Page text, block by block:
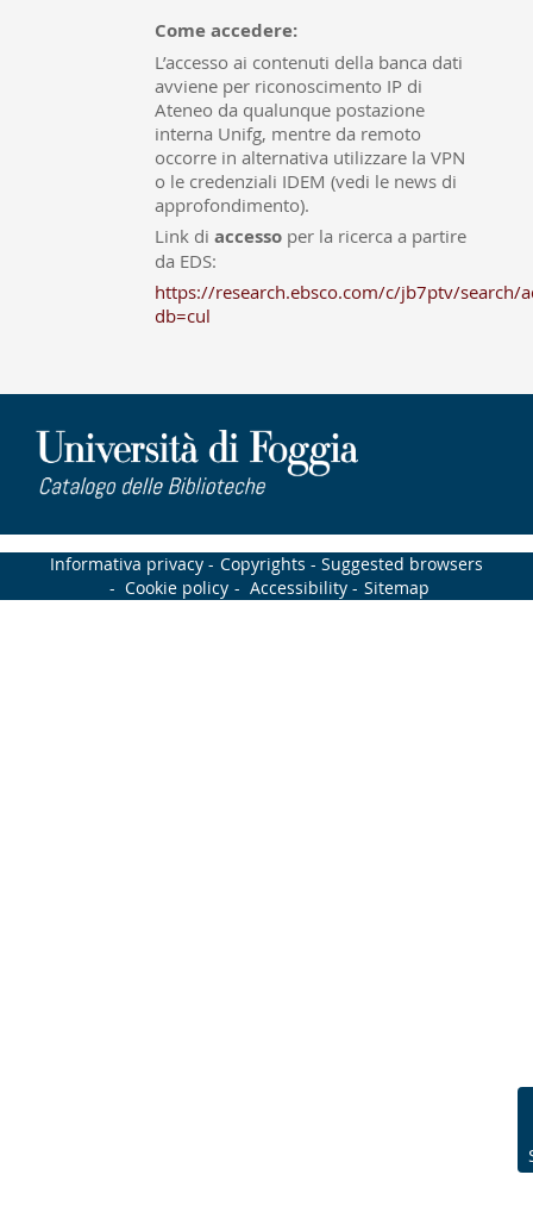
Come accedere:
L’accesso ai contenuti della banca dati
avviene per riconoscimento IP di
Ateneo da qualunque postazione
interna Unifg, mentre da remoto
occorre in alternativa utilizzare la VPN
o le credenziali IDEM (vedi le news di
approfondimento).
Link di accessoper la ricerca a partire
da EDS:
https://research.ebsco.com/c/jb7ptv/search/
db=cul
Informativa privacy Copyrights
Suggested browsers
Cookie policy
Accessibility Sitemap